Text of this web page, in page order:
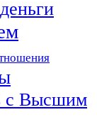
деньги
с Высшим